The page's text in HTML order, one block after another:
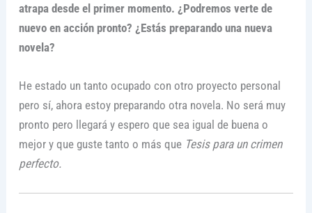
atrapa desde el primer momento. ¿Podremos verte de
nuevo en acción pronto? ¿Estás preparando una nueva
novela?
He estado un tanto ocupado con otro proyecto personal
pero sí, ahora estoy preparando otra novela. No será muy
pronto pero llegará y espero que sea igual de buena o
mejor y que guste tanto o más que Tesis para un crimen
perfecto.